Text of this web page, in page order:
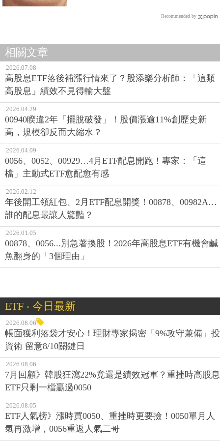
Recommended by
相關文章
2026.07.08
高股息ETF落後補漲行情來了？股添樂分析師：「這類
高股息」績效不見得輸大盤
2026.04.29
00940睽違2年「擺脫破發」！股價漲逾11%創歷史新
高，規模卻反而大縮水？
2026.04.09
0056、0052、00929…4月ETF配息開跑！專家：「這
檔」主動式ETF愈配愈有感
2026.02.12
年後開工領紅包、2月ETF配息開獎！00878、00982A…
誰的配息最讓人驚豔？
2026.01.05
00878、0056...別急著換股！2026年高股息ETF有機會鹹
魚翻身的「3個理由」
ETF ‧ 今日最新
2026.08.06
帳面獲利落袋才安心！理財專家揭密「9%攻守兼備」投
資術 留意8/10關鍵日
2026.08.06
7月回顧》韓股狂瀉22%竟還是績效冠軍？重挫時高股息
ETF只剩一檔贏過0050
2026.08.05
ETF人氣榜》漲時買0050、重挫時更要撿！0050單月人
氣再激增，0056重返人氣二哥